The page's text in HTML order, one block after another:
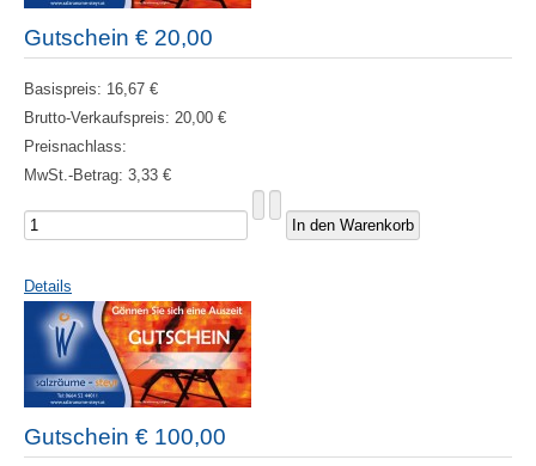
Gutschein € 20,00
Basispreis: 16,67 €
Brutto-Verkaufspreis: 20,00 €
Preisnachlass:
MwSt.-Betrag: 3,33 €
Details
Gutschein € 100,00